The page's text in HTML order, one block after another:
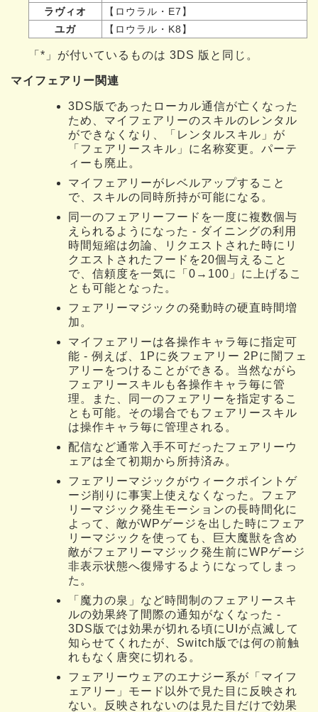
ラヴィオ
【ロウラル・E7】
ユガ
【ロウラル・K8】
「*」が付いているものは 3DS 版と同じ。
マイフェアリー関連
3DS版であったローカル通信が亡くなった
ため、マイフェアリーのスキルのレンタル
ができなくなり、「レンタルスキル」が
「フェアリースキル」に名称変更。パーテ
ィーも廃止。
マイフェアリーがレベルアップすること
で、スキルの同時所持が可能になる。
同一のフェアリーフードを一度に複数個与
えられるようになった - ダイニングの利用
時間短縮は勿論、リクエストされた時にリ
クエストされたフードを20個与えること
で、信頼度を一気に「0→100」に上げるこ
とも可能となった。
フェアリーマジックの発動時の硬直時間増
加。
マイフェアリーは各操作キャラ毎に指定可
能 - 例えば、1Pに炎フェアリー 2Pに闇フェ
アリーをつけることができる。当然ながら
フェアリースキルも各操作キャラ毎に管
理。また、同一のフェアリーを指定するこ
とも可能。その場合でもフェアリースキル
は操作キャラ毎に管理される。
配信など通常入手不可だったフェアリーウ
ェアは全て初期から所持済み。
フェアリーマジックがウィークポイントゲ
ージ削りに事実上使えなくなった。フェア
リーマジック発生モーションの長時間化に
よって、敵がWPゲージを出した時にフェア
リーマジックを使っても、巨大魔獣を含め
敵がフェアリーマジック発生前にWPゲージ
非表示状態へ復帰するようになってしまっ
た。
「魔力の泉」など時間制のフェアリースキ
ルの効果終了間際の通知がなくなった -
3DS版では効果が切れる頃にUIが点滅して
知らせてくれたが、Switch版では何の前触
れもなく唐突に切れる。
フェアリーウェアのエナジー系が「マイフ
ェアリー」モード以外で見た目に反映され
ない。反映されないのは見た目だけで効果